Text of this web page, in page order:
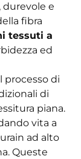
durevole e
fibra
tessuti a
ed
processo di
di
piana.
vita a
ad alto
Queste